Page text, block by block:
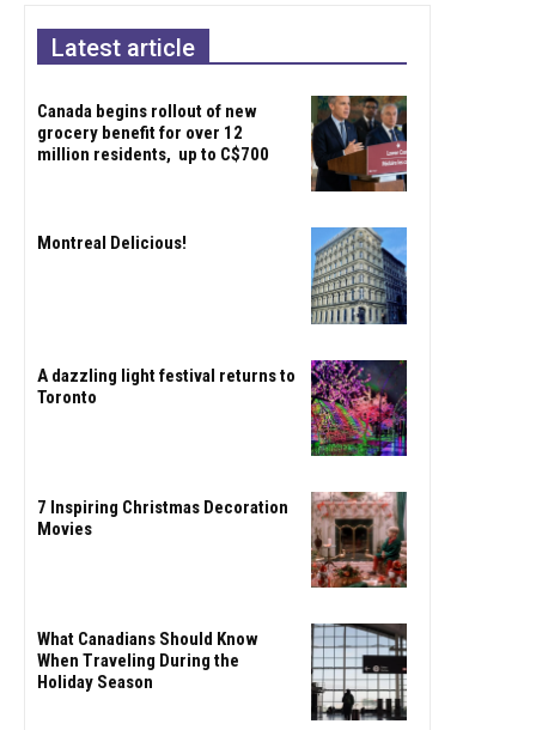
Latest article
Canada begins rollout of new
grocery benefit for over 12
million residents, up to C$700
Montreal Delicious!
A dazzling light festival returns to
Toronto
7 Inspiring Christmas Decoration
Movies
What Canadians Should Know
When Traveling During the
Holiday Season